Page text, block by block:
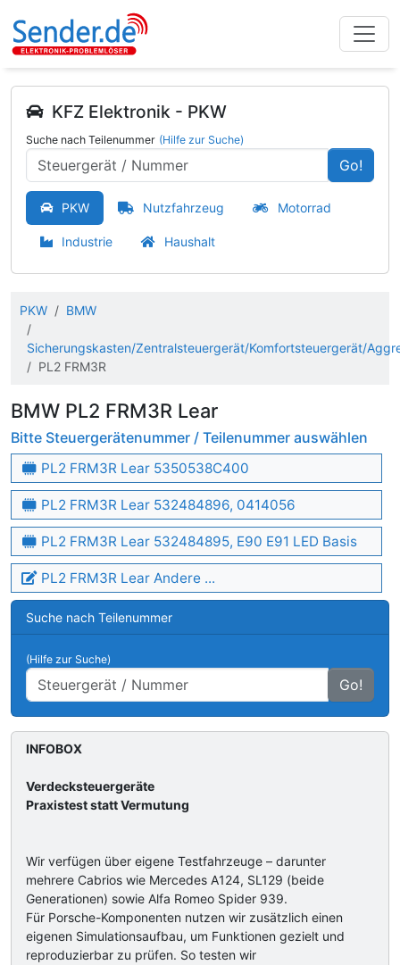
KFZ Elektronik - PKW
Suche nach Teilenummer (Hilfe zur Suche)
Go!
PKW Nutzfahrzeug Motorrad
Industrie Haushalt
PKW BMW
Sicherungskasten/Zentralsteuergerät/Komfortsteuergerät/
PL2 FRM3R
BMW PL2 FRM3R Lear
Bitte Steuergerätenummer / Teilenummer auswählen
PL2 FRM3R Lear 5350538C400
PL2 FRM3R Lear 532484896, 0414056
PL2 FRM3R Lear 532484895, E90 E91 LED Basis
PL2 FRM3R Lear Andere ...
Suche nach Teilenummer
(Hilfe zur Suche)
Go!
INFOBOX
Verdecksteuergeräte
Praxistest statt Vermutung
Wir verfügen über eigene Testfahrzeuge – darunter
mehrere Cabrios wie Mercedes A124, SL129 (beide
Generationen) sowie Alfa Romeo Spider 939.
Für Porsche-Komponenten nutzen wir zusätzlich einen
eigenen Simulationsaufbau, um Funktionen gezielt und
reproduzierbar zu prüfen. So testen wir